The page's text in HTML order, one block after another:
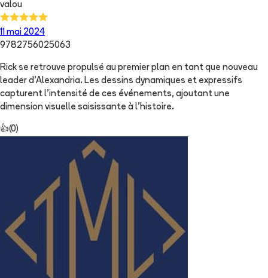
valou
11 mai 2024
9782756025063
Rick se retrouve propulsé au premier plan en tant que nouveau
leader d'Alexandria. Les dessins dynamiques et expressifs
capturent l'intensité de ces événements, ajoutant une
dimension visuelle saisissante à l'histoire.
👍(0)